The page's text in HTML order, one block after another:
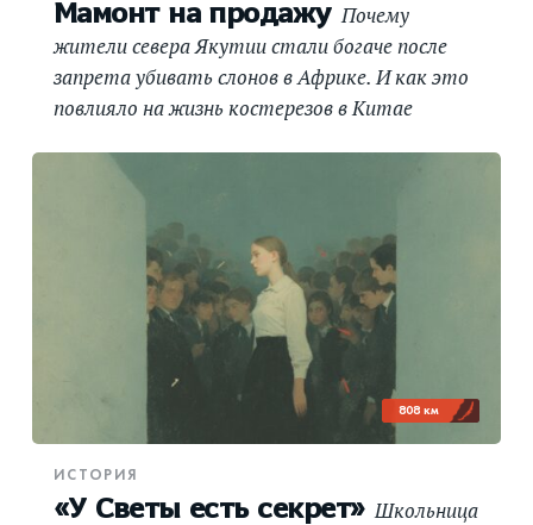
Мамонт на продажуПочему
жители севера Якутии стали богаче после
запрета убивать слонов в Африке. И как это
повлияло на жизнь костерезов в Китае
808 км
ИСТОРИЯ
«У Светы есть секрет» Школьница